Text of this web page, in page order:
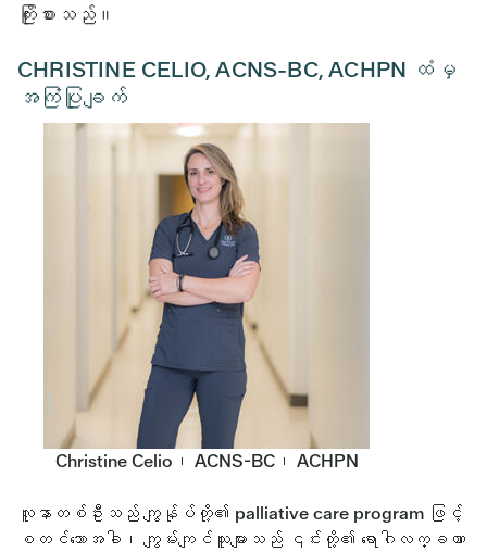
ကြိုးစားသည်။
CHRISTINE CELIO, ACNS-BC, ACHPN ထံမှ
အကြံပြုချက်
Christine Celio၊ ACNS-BC၊ ACHPN
လူနာတစ်ဦးသည် ကျွန်ုပ်တို့၏ palliative care program ဖြင့်
စတင်သောအခါ၊ ကျွမ်းကျင်သူများသည် ၎င်းတို့၏ ရောဂါလက္ခဏာ